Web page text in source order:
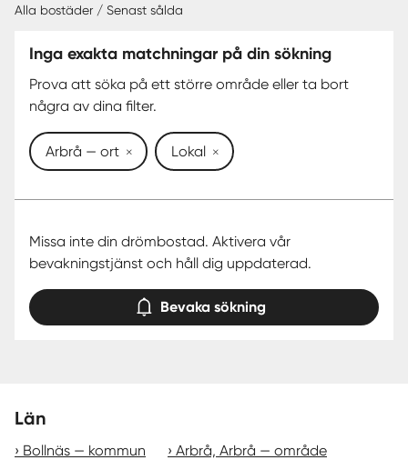
SENAST SÅLDA
Alla bostäder / Senast sålda
Inga exakta matchningar på din sökning
Prova att söka på ett större område eller ta bort
några av dina filter.
Arbrå — ort Lokal
Missa inte din drömbostad. Aktivera vår
bevakningstjänst och håll dig uppdaterad.
Bevaka sökning
Län
Bollnäs — kommun Arbrå, Arbrå — område